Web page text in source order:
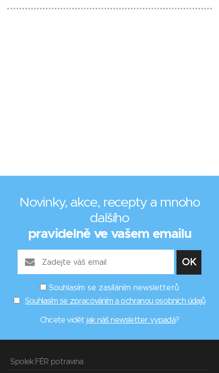
Novinky, akce, recepty a mnoho
dalšího
pravidelně ve vašem emailu
Souhlasím se zasíláním newsletterů
Souhlasím se zpracováním a ochranou osobních údajů
Chcete vidět jak náš newsletter vypadá?
Spolek FÉR potravina